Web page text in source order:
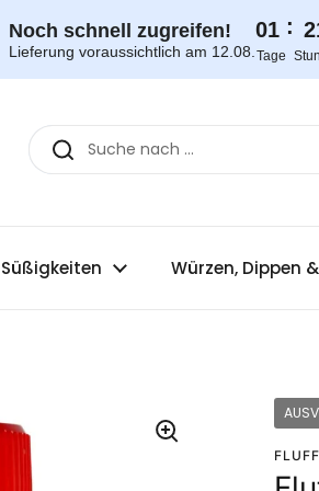
Noch schnell zugreifen!
Lieferung voraussichtlich am 12.08.
01
Tage
:
Süßigkeiten Würzen, Dippen
FLUFF